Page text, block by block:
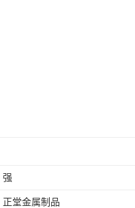
强
正堂金属制品